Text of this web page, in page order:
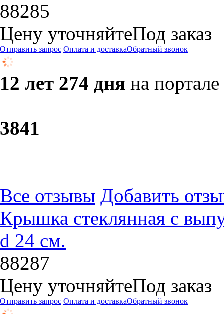
88285
Цену уточняйтеПод заказ
Отправить запрос Оплата и доставкаОбратный звонок
12 лет 274 дня на портале
3841
Все отзывы Добавить
Крышка стеклянная с
d 24 см.
88287
Цену уточняйтеПод заказ
Отправить запрос Оплата и доставкаОбратный звонок